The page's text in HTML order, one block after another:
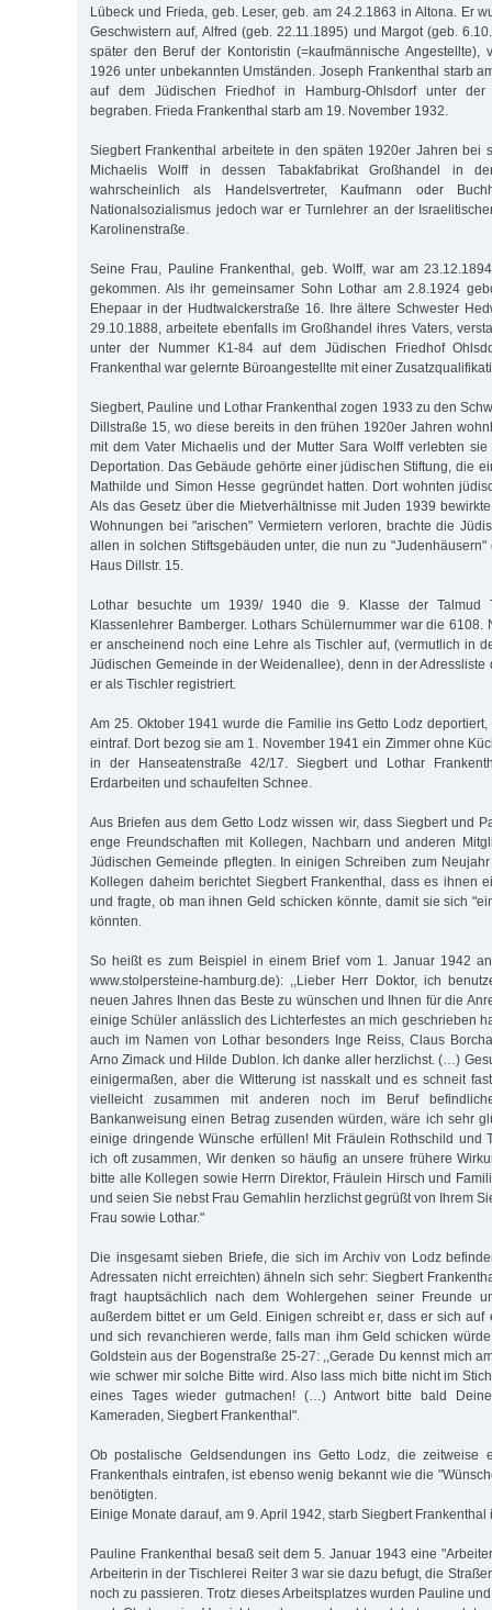
Lübeck und Frieda, geb. Leser, geb. am 24.2.1863 in Altona. Er
Geschwistern auf, Alfred (geb. 22.11.1895) und Margot (geb.
später den Beruf der Kontoristin (=kaufmännische Angestellte),
1926 unter unbekannten Umständen. Joseph Frankenthal starb
auf dem Jüdischen Friedhof in Hamburg-Ohlsdorf unter der
begraben. Frieda Frankenthal starb am 19. November 1932.
Siegbert Frankenthal arbeitete in den späten 1920er Jahren bei
Michaelis Wolff in dessen Tabakfabrikat Großhandel in
wahrscheinlich als Handelsvertreter, Kaufmann oder
Nationalsozialismus jedoch war er Turnlehrer an der
Karolinenstraße.
Seine Frau, Pauline Frankenthal, geb. Wolff, war am
gekommen. Als ihr gemeinsamer Sohn Lothar am 2.8.1924
Ehepaar in der Hudtwalckerstraße 16. Ihre ältere Schwester
29.10.1888, arbeitete ebenfalls im Großhandel ihres Vaters,
unter der Nummer K1-84 auf dem Jüdischen Friedhof
Frankenthal war gelernte Büroangestellte mit einer
Siegbert, Pauline und Lothar Frankenthal zogen 1933 zu den
Dillstraße 15, wo diese bereits in den frühen 1920er Jahren
mit dem Vater Michaelis und der Mutter Sara Wolff verlebten
Deportation. Das Gebäude gehörte einer jüdischen Stiftung, die
Mathilde und Simon Hesse gegründet hatten. Dort wohnten
Als das Gesetz über die Mietverhältnisse mit Juden 1939
Wohnungen bei "arischen" Vermietern verloren, brachte die
allen in solchen Stiftsgebäuden unter, die nun zu
Haus Dillstr. 15.
Lothar besuchte um 1939/ 1940 die 9. Klasse der Talmud
Klassenlehrer Bamberger. Lothars Schülernummer war die 6108.
er anscheinend noch eine Lehre als Tischler auf, (vermutlich in
Jüdischen Gemeinde in der Weidenallee), denn in der Adressliste
er als Tischler registriert.
Am 25. Oktober 1941 wurde die Familie ins Getto Lodz
eintraf. Dort bezog sie am 1. November 1941 ein Zimmer ohne
in der Hanseatenstraße 42/17. Siegbert und Lothar
Erdarbeiten und schaufelten Schnee.
Aus Briefen aus dem Getto Lodz wissen wir, dass Siegbert und
enge Freundschaften mit Kollegen, Nachbarn und anderen
Jüdischen Gemeinde pflegten. In einigen Schreiben zum
Kollegen daheim berichtet Siegbert Frankenthal, dass es ihnen
und fragte, ob man ihnen Geld schicken könnte, damit sie sich
könnten.
So heißt es zum Beispiel in einem Brief vom 1. Januar 1942
www.stolpersteine-hamburg.de): ,,Lieber Herr Doktor, ich
neuen Jahres Ihnen das Beste zu wünschen und Ihnen für die
einige Schüler anlässlich des Lichterfestes an mich geschrieben
auch im Namen von Lothar besonders Inge Reiss, Claus
Arno Zimack und Hilde Dublon. Ich danke aller herzlichst. (…)
einigermaßen, aber die Witterung ist nasskalt und es schneit
vielleicht zusammen mit anderen noch im Beruf
Bankanweisung einen Betrag zusenden würden, wäre ich sehr
einige dringende Wünsche erfüllen! Mit Fräulein Rothschild und
ich oft zusammen, Wir denken so häufig an unsere frühere
bitte alle Kollegen sowie Herrn Direktor, Fräulein Hirsch und
und seien Sie nebst Frau Gemahlin herzlichst gegrüßt von Ihrem
Frau sowie Lothar."
Die insgesamt sieben Briefe, die sich im Archiv von Lodz
Adressaten nicht erreichten) ähneln sich sehr: Siegbert
fragt hauptsächlich nach dem Wohlergehen seiner Freunde
außerdem bittet er um Geld. Einigen schreibt er, dass er sich auf
und sich revanchieren werde, falls man ihm Geld schicken
Goldstein aus der Bogenstraße 25-27: ,,Gerade Du kennst mich
wie schwer mir solche Bitte wird. Also lass mich bitte nicht im
eines Tages wieder gutmachen! (…) Antwort bitte bald
Kameraden, Siegbert Frankenthal".
Ob postalische Geldsendungen ins Getto Lodz, die zeitweise
Frankenthals eintrafen, ist ebenso wenig bekannt wie die
benötigten.
Einige Monate darauf, am 9. April 1942, starb Siegbert Frankenthal
Pauline Frankenthal besaß seit dem 5. Januar 1943 eine
Arbeiterin in der Tischlerei Reiter 3 war sie dazu befugt, die
noch zu passieren. Trotz dieses Arbeitsplatzes wurden Pauline